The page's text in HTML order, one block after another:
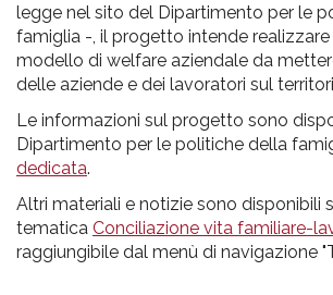
legge nel sito del Dipartimento per le
famiglia -, il progetto intende
modello di welfare aziendale da
delle aziende e dei lavoratori sul
Le informazioni sul progetto sono
Dipartimento per le politiche della
dedicata.
Altri materiali e notizie sono disponibili
tematica Conciliazione vita familiare-
raggiungibile dal menù di navigazione